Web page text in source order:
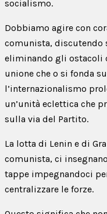
socialismo.
Dobbiamo agire con
comunista, discutendo
eliminando gli ostacoli
unione che o si fonda
l’internazionalismo
un’unità eclettica che
sulla via del Partito.
La lotta di Lenin e di
comunista, ci
tappe impegnandoci
centralizzare le forze.